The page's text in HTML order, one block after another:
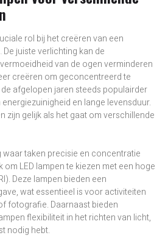
rol bij het creëren van een
juiste verlichting kan de
van de ogen verminderen
creëren om geconcentreerd te
afgelopen jaren steeds populairder
en lange levensduur.
zijn gelijk als het gaat om verschillende
taken precisie en concentratie
om LED lampen te kiezen met een hoge
Deze lampen bieden een
wat essentieel is voor activiteiten
fotografie. Daarnaast bieden
flexibiliteit in het richten van licht,
nodig hebt.